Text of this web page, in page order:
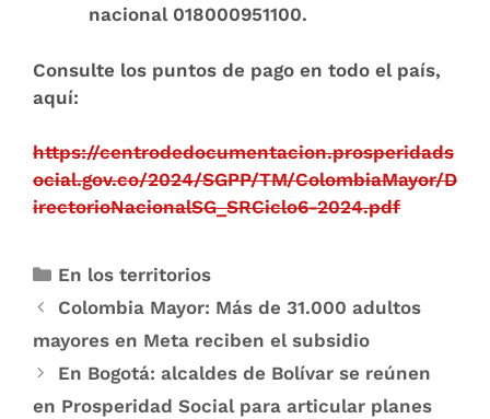
nacional 018000951100.
Consulte los puntos de pago en todo el país,
aquí:
https://centrodedocumentacion.prosperidads
ocial.gov.co/2024/SGPP/TM/ColombiaMayor/D
irectorioNacionalSG_SRCiclo6-2024.pdf
En los territorios
Colombia Mayor: Más de 31.000 adultos
mayores en Meta reciben el subsidio
En Bogotá: alcaldes de Bolívar se reúnen
en Prosperidad Social para articular planes